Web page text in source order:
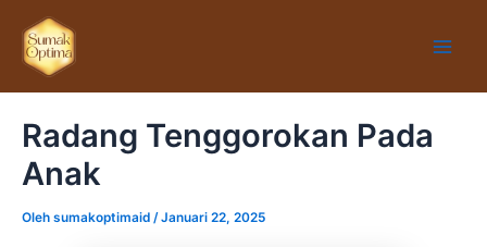
konten
Radang Tenggorokan Pada
Anak
Oleh sumakoptimaid /Januari 22, 2025